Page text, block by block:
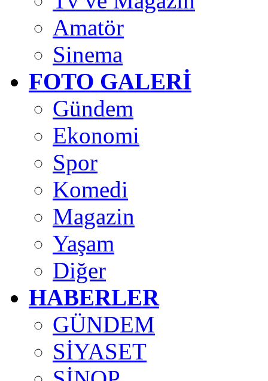
Amatör
Sinema
FOTO GALERİ
Gündem
Ekonomi
Spor
Komedi
Magazin
Yaşam
Diğer
HABERLER
GÜNDEM
SİYASET